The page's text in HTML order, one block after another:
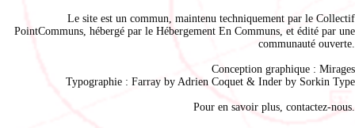
Le site est un commun, maintenu techniquement par le Collectif
PointCommuns , hébergé par le Hébergement En Communs , et édité par une
communauté ouverte.
Conception graphique : Mirages
Typographie : Farray by Adrien Coquet & Inder by Sorkin Type
Pour en savoir plus, contactez-nous